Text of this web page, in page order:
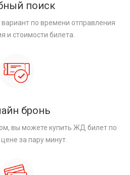
поиск
по времени отправления
и стоимости билета.
бронь
вы можете купить ЖД билет по
за пару минут.